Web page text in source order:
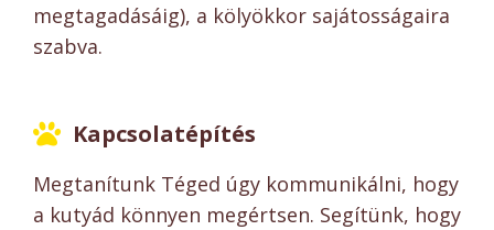
megtagadásáig), a kölyökkor sajátosságaira
szabva.
Kapcsolatépítés
Megtanítunk Téged úgy kommunikálni, hogy
a kutyád könnyen megértsen. Segítünk, hogy